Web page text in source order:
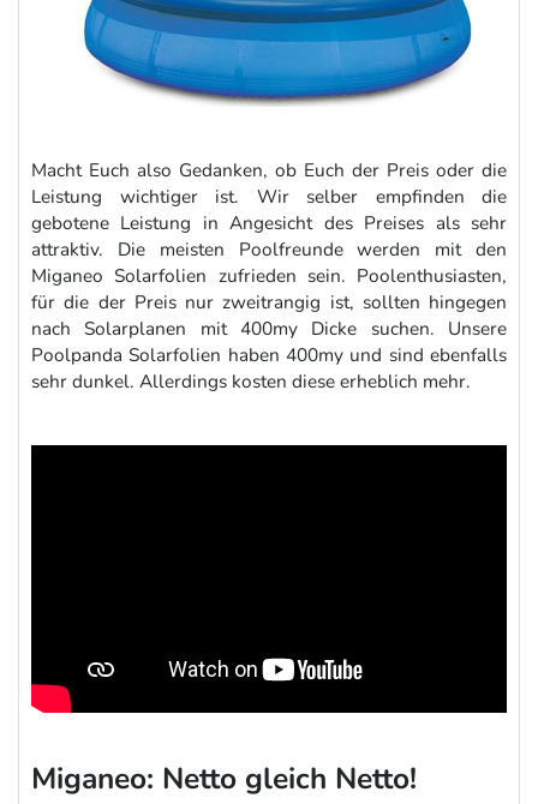
Macht Euch also Gedanken, ob Euch der Preis oder die
Leistung wichtiger ist. Wir selber empfinden die
gebotene Leistung in Angesicht des Preises als sehr
attraktiv. Die meisten Poolfreunde werden mit den
Miganeo Solarfolien zufrieden sein. Poolenthusiasten,
für die der Preis nur zweitrangig ist, sollten hingegen
nach Solarplanen mit 400my Dicke suchen. Unsere
Poolpanda Solarfolien haben 400my und sind ebenfalls
sehr dunkel. Allerdings kosten diese erheblich mehr.
Miganeo: Netto gleich Netto!